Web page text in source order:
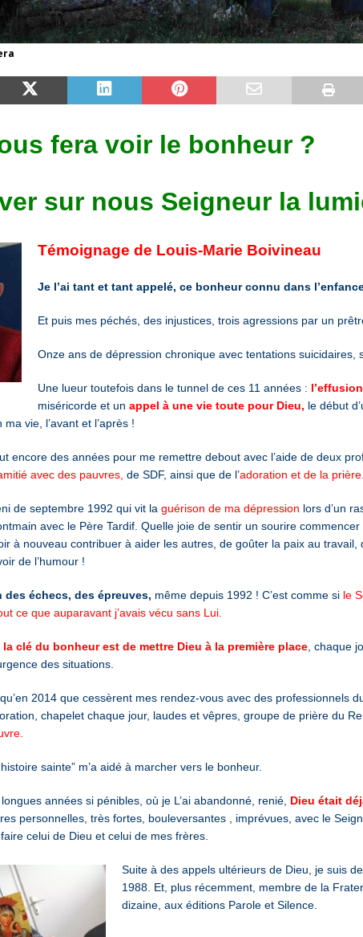
fera voir le bonheur ?
sur nous Seigneur la
Témoignage de Louis-Marie Boivineau
Je l’ai tant et tant appelé, ce bonheur connu dans
Et puis mes péchés, des injustices, trois agressions par un
Onze ans de dépression chronique avec tentations suicidaires,
Une lueur toutefois dans le tunnel de ces 11 années :
miséricorde et un appel à une vie toute pour Dieu, le début
vie, l’avant et l’après !
encore des années pour me remettre debout avec l’aide de deux
avec des pauvres, de SDF, ainsi que de l’adoration et de la prière
de septembre 1992 qui vit la guérison de ma dépression lors d’un
avec le Père Tardif. Quelle joie de sentir un sourire
à nouveau contribuer à aider les autres, de goûter la paix au travail,
de l’humour !
des échecs, des épreuves, même depuis 1992 ! C’est comme si le
ce que auparavant j’avais vécu sans Lui.
la clé du bonheur est de mettre Dieu à la première place , chaque
des situations.
2014 que cessèrent mes rendez-vous avec des professionnels
chapelet chaque jour, laudes et vêpres, groupe de prière du
sainte” m’a aidé à marcher vers le bonheur.
années si pénibles, où je L’ai abandonné, renié, Dieu était
personnelles, très fortes, bouleversantes , imprévues, avec le
celui de Dieu et celui de mes frères.
Suite à des appels ultérieurs de Dieu, je suis
1988. Et, plus récemment, membre de la
dizaine, aux éditions Parole et Silence.